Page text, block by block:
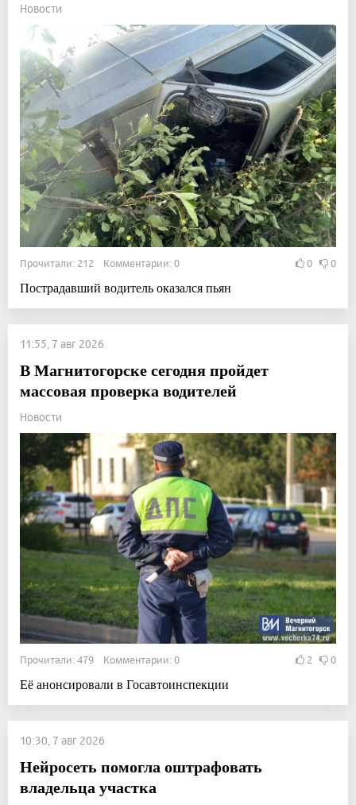
Новости
Прочитали: 212 Комментарии: 0 0 0
Пострадавший водитель оказался пьян
11:55, 7 авг 2026
В Магнитогорске сегодня пройдет
массовая проверка водителей
Новости
Прочитали: 479 Комментарии: 0 2 0
Её анонсировали в Госавтоинспекции
10:30, 7 авг 2026
Нейросеть помогла оштрафовать
владельца участка